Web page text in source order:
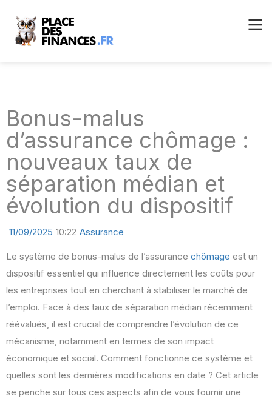
Bonus-malus
d’assurance chômage :
nouveaux taux de
séparation médian et
évolution du dispositif
11/09/2025 10:22 Assurance
Le système de bonus-malus de l’assurance chômage est un
dispositif essentiel qui influence directement les coûts pour
les entreprises tout en cherchant à stabiliser le marché de
l’emploi. Face à des taux de séparation médian récemment
réévalués, il est crucial de comprendre l’évolution de ce
mécanisme, notamment en termes de son impact
économique et social. Comment fonctionne ce système et
quelles sont les dernières modifications en date ? Cet article
se penche sur tous ces aspects afin de vous fournir une